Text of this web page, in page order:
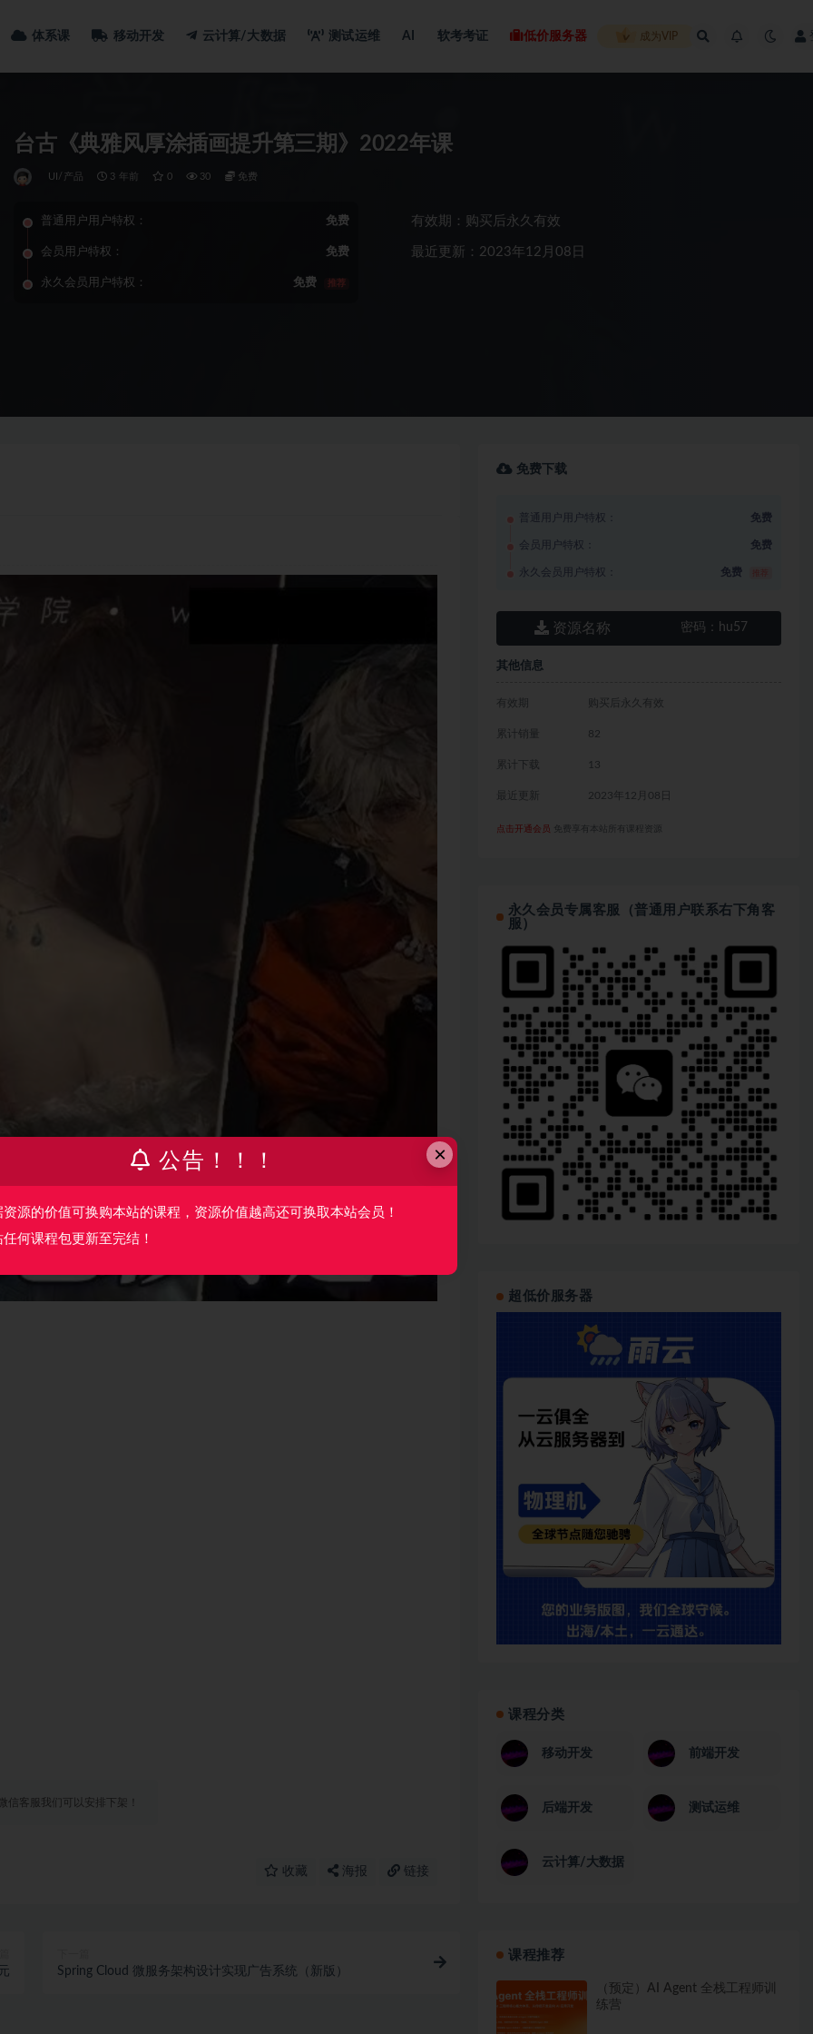
体系课 移动开发 云计算/大数据 测试运维 AI 软考考证 低价服务器 成为VIP
台古《典雅风厚涂插画提升第三期》2022年课
UI/产品 3 年前 0 30 免费
普通用户用户特权： 免费
会员用户特权： 免费
永久会员用户特权： 免费 推荐
有效期：购买后永久有效
最近更新：2023年12月08日
客服我们可以安排下架！
收藏 海报 链接
Spring Cloud 微服务架构设计实现广告系统（新版）
免费下载
普通用户用户特权： 免费
会员用户特权： 免费
永久会员用户特权： 免费
资源名称 密码： hu57
其他信息
有效期 购买后永久有效
累计销量 82
累计下载 13
最近更新 2023年12月08日
点击开通会员 免费享有本站所有课程资源
永久会员专属客服（普通用户联系右下角客
服）
超低价服务器
课程分类
移动开发 前端开发
后端开发 测试运维
云计算/大数据
课程推荐
（预定）AI Agent 全栈工程师训
练营
×
公告！！！
资源的价值可换购本站的课程，资源价值越高还可换取本站会员！
任何课程包更新至完结！